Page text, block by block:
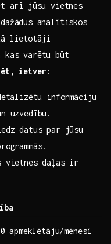
​arī jūsu vietnes⁣
analītiskos
lietotāji
kas varētu ⁤būt
ietver:
informāciju
uzvedību.
datus par jūsu
vietnes daļas ir
apmeklētāju/mēnesī